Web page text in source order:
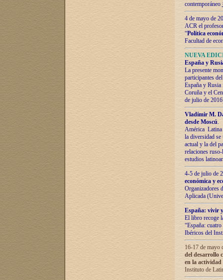
contemporáneo
4 de mayo de
ACR el
“Política
Facultad de
NUEVA
España y
La presente
participantes
España y
Coruña y el
de julio de
Vladímir М.
desde Moscú.
América Latina
la diversidad
actual у lа del
relaciones
estudios
4-5 de julio de
económica y
Organizadores
Aplicada
España: vivir
El libro recoge
“España:
Ibéricos del
16-17 de mayo
del desarrollo
en la
Instituto de